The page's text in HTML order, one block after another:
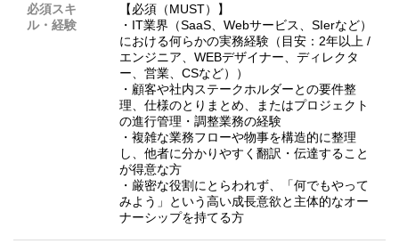
必須スキ
ル・経験
【必須（MUST）】
・IT業界（SaaS、Webサービス、SIerなど）
における何らかの実務経験（目安：2年以上 /
エンジニア、WEBデザイナー、ディレクタ
ー、営業、CSなど））
・顧客や社内ステークホルダーとの要件整
理、仕様のとりまとめ、またはプロジェクト
の進行管理・調整業務の経験
・複雑な業務フローや物事を構造的に整理
し、他者に分かりやすく翻訳・伝達すること
が得意な方
・厳密な役割にとらわれず、「何でもやって
みよう」という高い成長意欲と主体的なオー
ナーシップを持てる方